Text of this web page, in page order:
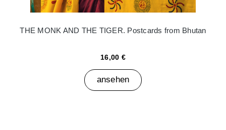
THE MONK AND THE TIGER. Postcards from Bhutan
16,00 €
ansehen